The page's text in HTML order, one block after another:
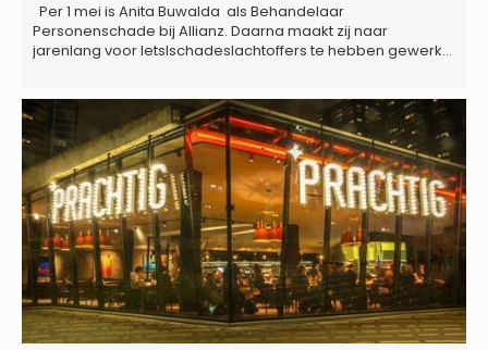
Per 1 mei is Anita Buwalda als Behandelaar
Personenschade bij Allianz. Daarna maakt zij naar
jarenlang voor letslschadeslachtoffers te hebben gewerkt
naam van Buwalda Letselschade, waarin zij onder meer
werkzaam was voor ZLM, Ard Korevaar Personenschade,
Overtoom […]